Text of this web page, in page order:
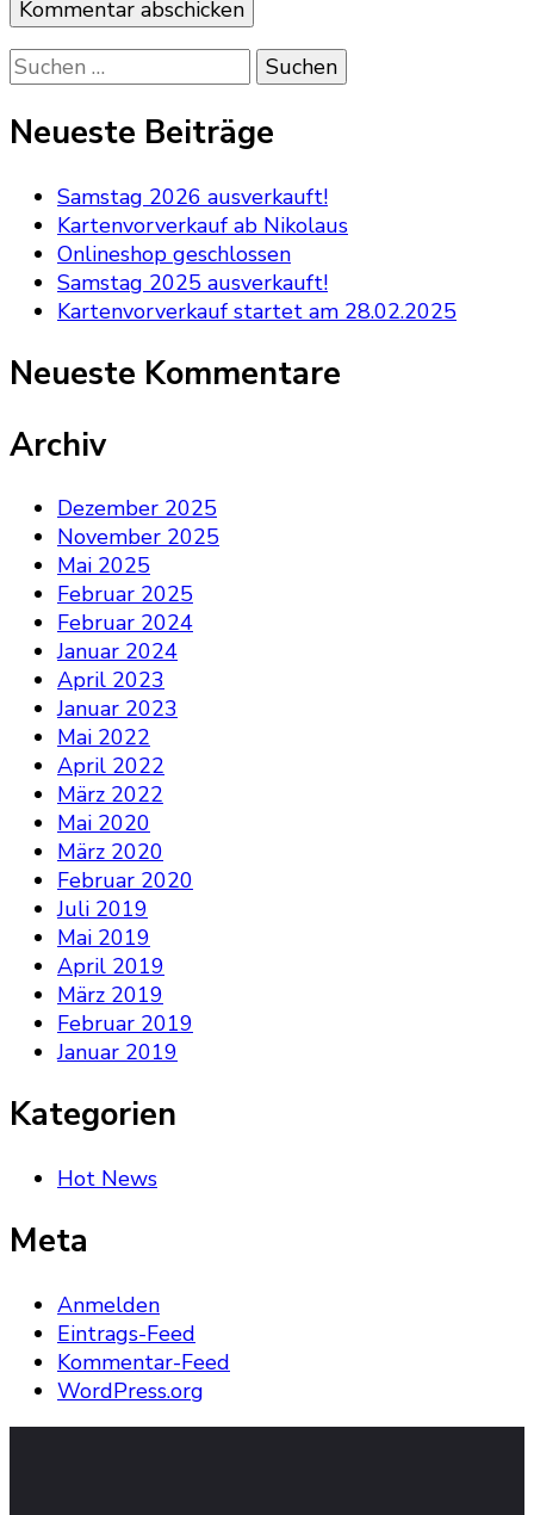
Suchen
nach:
Neueste Beiträge
Samstag 2026 ausverkauft!
Kartenvorverkauf ab Nikolaus
Onlineshop geschlossen
Samstag 2025 ausverkauft!
Kartenvorverkauf startet am 28.02.2025
Neueste Kommentare
Archiv
Dezember 2025
November 2025
Mai 2025
Februar 2025
Februar 2024
Januar 2024
April 2023
Januar 2023
Mai 2022
April 2022
März 2022
Mai 2020
März 2020
Februar 2020
Juli 2019
Mai 2019
April 2019
März 2019
Februar 2019
Januar 2019
Kategorien
Hot News
Meta
Anmelden
Eintrags-Feed
Kommentar-Feed
WordPress.org